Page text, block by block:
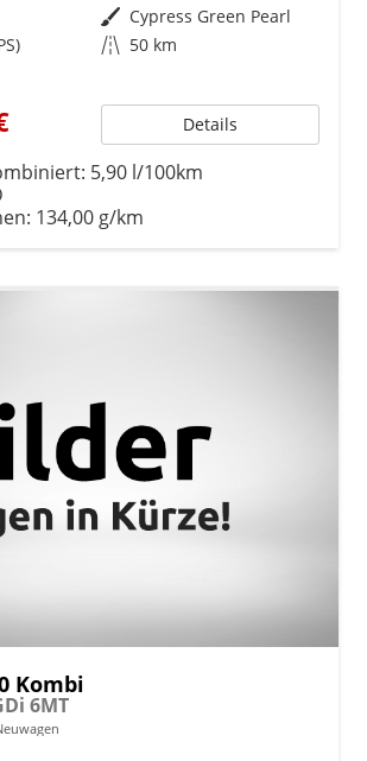
Außenfarbe Cypress Green Pearl
Kilometerstand 50 km
Details
5,90 l/100km
134,00 g/km
Kombi
6MT